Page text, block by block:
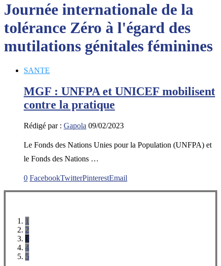
Journée internationale de la
tolérance Zéro à l'égard des
mutilations génitales féminines
SANTE
MGF : UNFPA et UNICEF mobilisent
contre la pratique
Rédigé par : Gapola 09/02/2023
Le Fonds des Nations Unies pour la Population (UNFPA) et
le Fonds des Nations …
0 FacebookTwitterPinterestEmail
1
2
3
4
5